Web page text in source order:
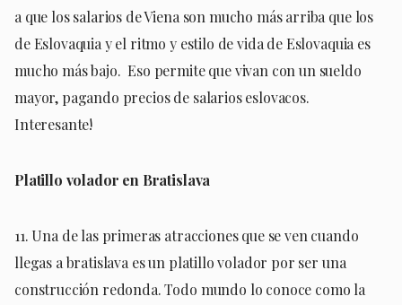
a que los salarios de Viena son mucho más arriba que los
de Eslovaquia y el ritmo y estilo de vida de Eslovaquia es
mucho más bajo. Eso permite que vivan con un sueldo
mayor, pagando precios de salarios eslovacos.
Interesante!
Platillo volador en Bratislava
11. Una de las primeras atracciones que se ven cuando
llegas a bratislava es un platillo volador por ser una
construcción redonda. Todo mundo lo conoce como la